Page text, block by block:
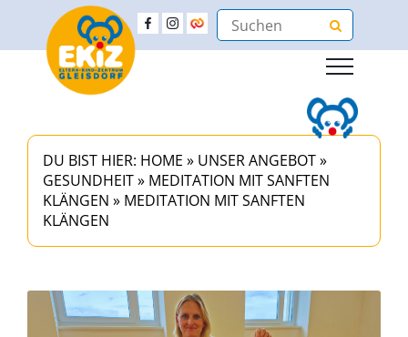
DU BIST HIER: HOME » UNSER ANGEBOT»
GESUNDHEIT» MEDITATION MIT SANFTEN
KLÄNGEN » MEDITATION MIT SANFTEN
KLÄNGEN